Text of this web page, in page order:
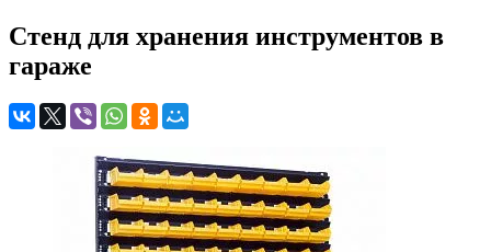
Стенд для хранения инструментов в
гараже